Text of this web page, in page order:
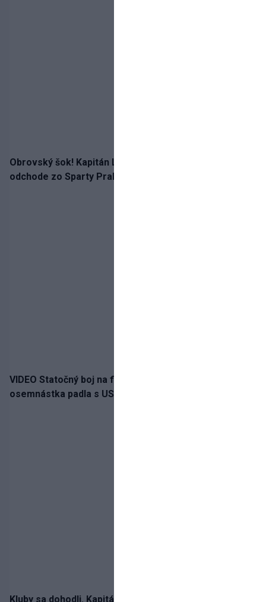
Obrovský šok! Kapitán Lukáš Haraslín je údajne na
odchode zo Sparty Praha
VIDEO Statočný boj na finále nestačil: Slovenská
osemnástka padla s USA a zabojuje o bronz
Kluby sa dohodli. Kapitán Sparty Praha Lukáš Haraslín